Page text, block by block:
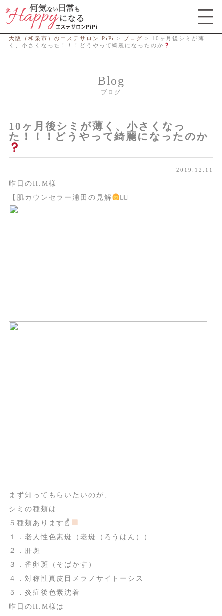
大阪（和泉市）のエステサロン PiPi > ブログ > 10ヶ月後シミが薄
く、小さくなった！！！どうやって綺麗になったのか
Blog
ブログ
10ヶ月後シミが薄く、小さくなっ
た！！！どうやって綺麗になったのか
2019.12.11
昨日のH.M様
【肌カウンセラー浦田の見解
‍⚕】
まず知ってもらいたいのが、
シミの種類は
５種類あります☝
１．老人性色素斑（老斑（ろうはん））
２．肝斑
３．雀卵斑（そばかす）
４．対称性真皮目メラノサイトーシス
５．炎症後色素沈着
昨日のH.M様は